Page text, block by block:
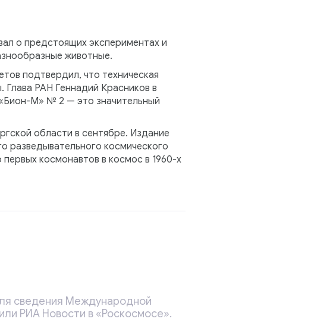
о предстоящих экспериментах и
животные.
подтвердил, что техническая
РАН Геннадий Красников в
М» № 2 — это значительный
области в сентябре. Издание
разведывательного космического
космонавтов в космос в 1960-х
сведения Международной
РИА Новости в «Роскосмосе».